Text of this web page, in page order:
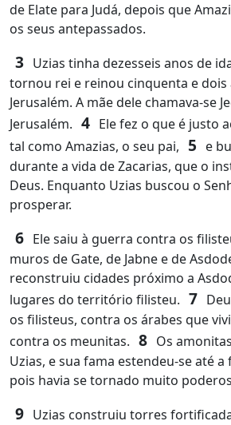
de Elate para Judá, depois que
os seus antepassados.
3 Uzias tinha dezesseis anos de
tornou rei e reinou cinquenta e dois
Jerusalém. A mãe dele chamava‑se
Jerusalém. 4 Ele fez o que é justo
tal como Amazias, o seu pai, 5 e
durante a vida de Zacarias, que o
Deus. Enquanto Uzias buscou o
prosperar.
6 Ele saiu à guerra contra os
muros de Gate, de Jabne e de
reconstruiu cidades próximo a
lugares do território filisteu. 7
os filisteus, contra os árabes que
contra os meunitas. 8 Os
Uzias, e sua fama estendeu‑se até
pois havia se tornado muito
9 Uzias construiu torres